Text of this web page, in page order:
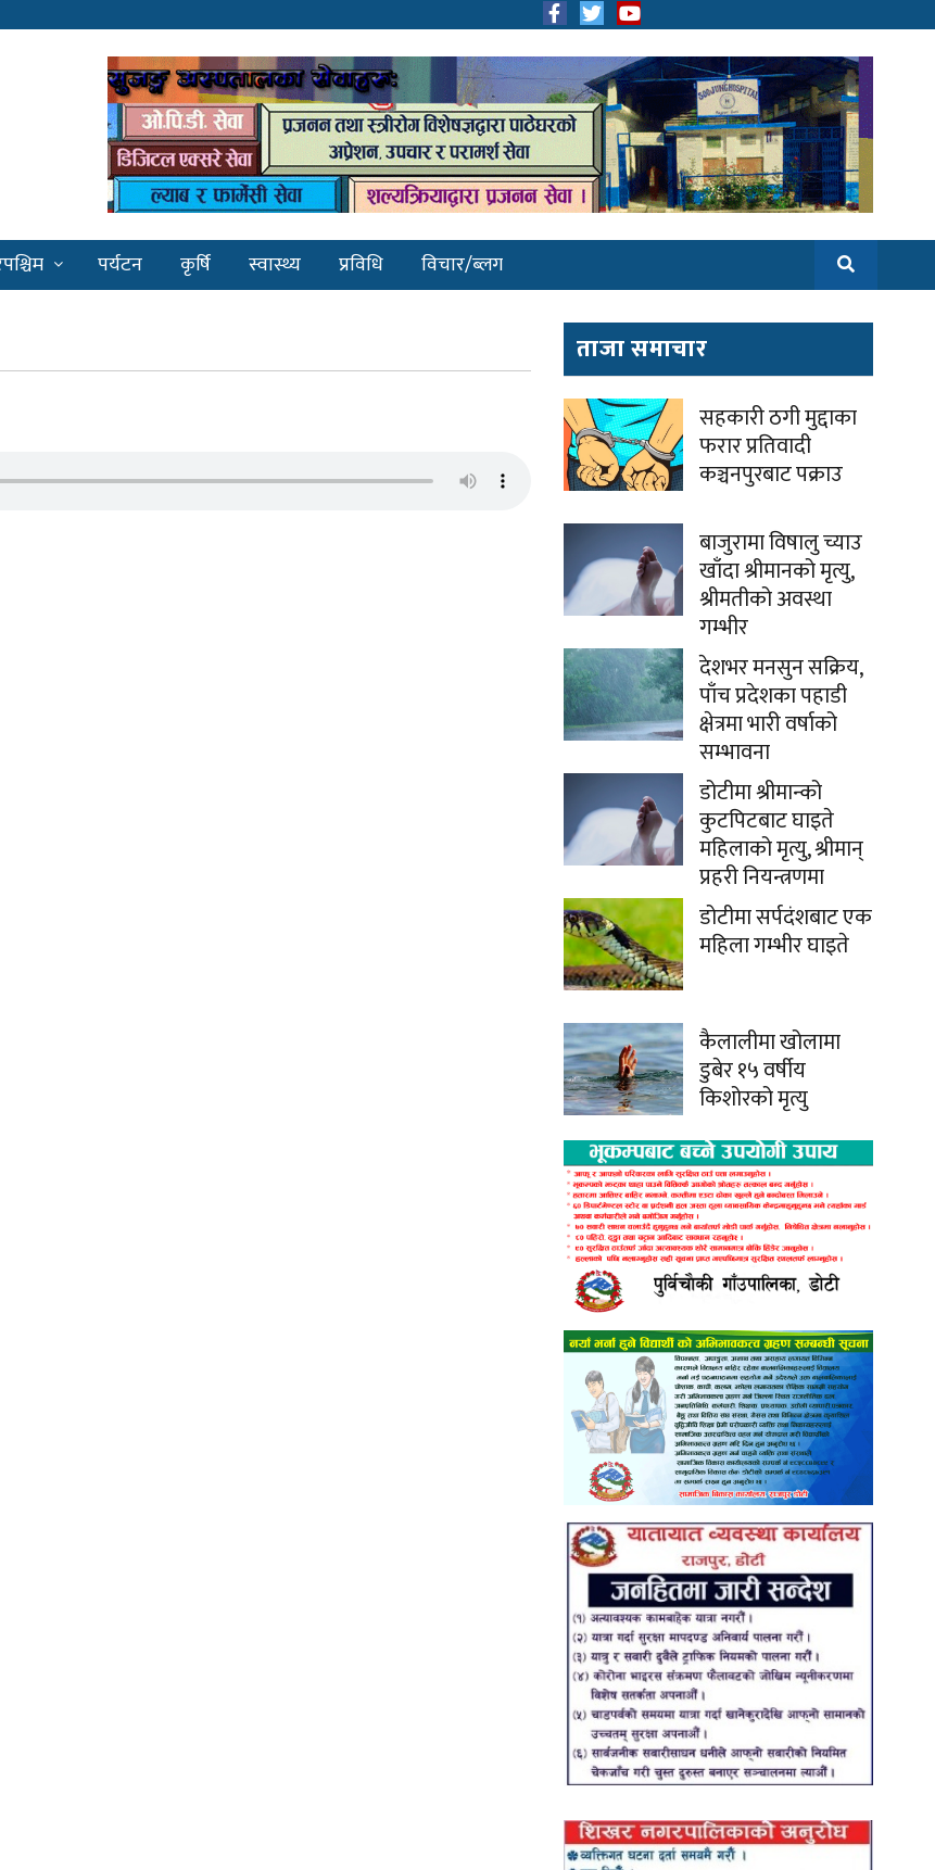
पर्यटन कृर्षि स्वास्थ्य प्रविधि विचार/ब्लग
ताजा समाचार
सहकारी ठगी मुद्दाका
फरार प्रतिवादी
कञ्चनपुरबाट पक्राउ
बाजुरामा विषालु च्याउ
खाँदा श्रीमानको मृत्यु,
श्रीमतीको अवस्था
गम्भीर
देशभर मनसुन सक्रिय,
पाँच प्रदेशका पहाडी
क्षेत्रमा भारी वर्षाको
सम्भावना
डोटीमा श्रीमान्को
कुटपिटबाट घाइते
महिलाको मृत्यु, श्रीमान्
प्रहरी नियन्त्रणमा
डोटीमा सर्पदंशबाट एक
महिला गम्भीर घाइते
कैलालीमा खोलामा
डुबेर १५ वर्षीय
किशोरको मृत्यु